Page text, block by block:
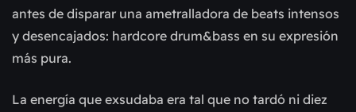
antes de disparar una ametralladora de beats intensos
y desencajados: hardcore drum&bass en su expresión
más pura.
La energía que exsudaba era tal que no tardó ni diez